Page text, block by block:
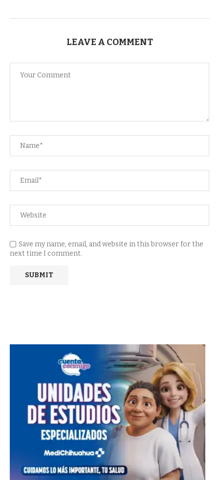
LEAVE A COMMENT
Save my name, email, and website in this browser for the
next time I comment.